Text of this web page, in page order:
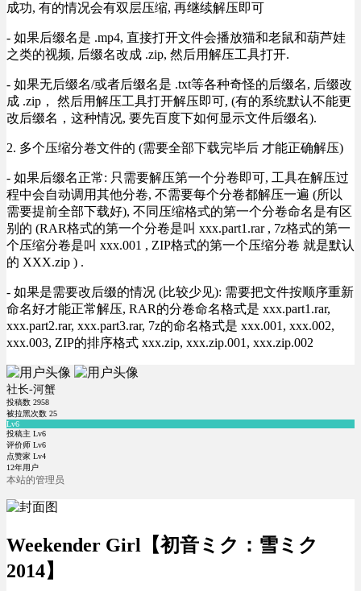
成功, 有的情况会有双层压缩, 再继续解压即可
- 如果后缀名是 .mp4, 直接打开文件会播放猫和老鼠和葫芦娃
之类的视频, 后缀名改成 .zip, 然后用解压工具打开.
- 如果无后缀名/或者后缀名是 .txt等各种奇怪的后缀名, 后缀改
成 .zip， 然后用解压工具打开解压即可, (有的系统默认不能更
改后缀名，这种情况, 要先百度下如何显示文件后缀名).
2. 多个压缩分卷文件的 (需要全部下载完毕后 才能正确解压)
- 如果后缀名正常: 只需要解压第一个分卷即可, 工具在解压过
程中会自动调用其他分卷, 不需要每个分卷都解压一遍 (所以
需要提前全部下载好), 不同压缩格式的第一个分卷命名是有区
别的 (RAR格式的第一个分卷是叫 xxx.part1.rar , 7z格式的第一
个压缩分卷是叫 xxx.001 , ZIP格式的第一个压缩分卷 就是默认
的 XXX.zip ) .
- 如果是需要改后缀的情况 (比较少见): 需要把文件按顺序重新
命名好才能正常解压, RAR的分卷命名格式是 xxx.part1.rar,
xxx.part2.rar, xxx.part3.rar, 7z的命名格式是 xxx.001, xxx.002,
xxx.003, ZIP的排序格式 xxx.zip, xxx.zip.001, xxx.zip.002
社长-河蟹
投稿数 2958
被拉黑次数 25
Lv6
投稿主 Lv6
评价师 Lv6
点赞家 Lv4
12年用户
本站的管理员
Weekender Girl【初音ミク：雪ミク
2014】